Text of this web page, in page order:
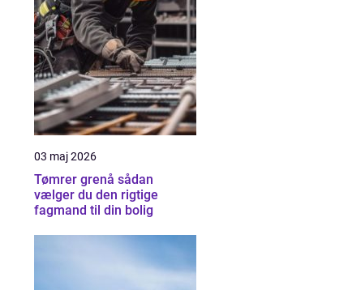
03 maj 2026
Tømrer grenå sådan
vælger du den rigtige
fagmand til din bolig